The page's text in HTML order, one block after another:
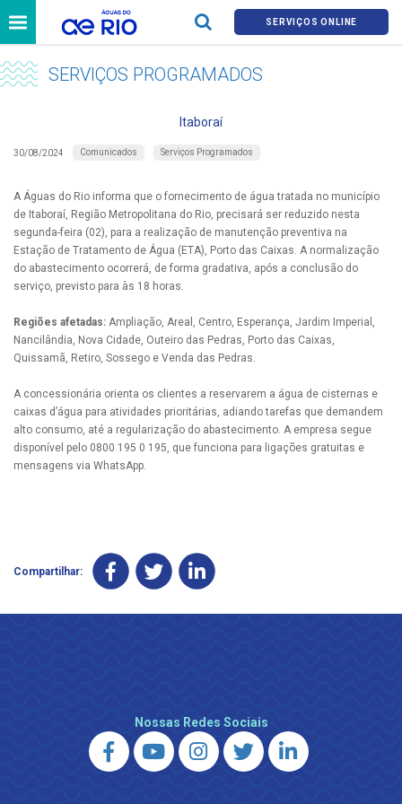
SERVIÇOS ONLINE
SERVIÇOS PROGRAMADOS
Itaboraí
30/08/2024 Comunicados Serviços Programados
A Águas do Rio informa que o fornecimento de água tratada no município
de Itaboraí, Região Metropolitana do Rio, precisará ser reduzido nesta
segunda-feira (02), para a realização de manutenção preventiva na
Estação de Tratamento de Água (ETA), Porto das Caixas. A normalização
do abastecimento ocorrerá, de forma gradativa, após a conclusão do
serviço, previsto para às 18 horas.
Regiões afetadas: Ampliação, Areal, Centro, Esperança, Jardim Imperial,
Nancilândia, Nova Cidade, Outeiro das Pedras, Porto das Caixas,
Quissamã, Retiro, Sossego e Venda das Pedras.
A concessionária orienta os clientes a reservarem a água de cisternas e
caixas d’água para atividades prioritárias, adiando tarefas que demandem
alto consumo, até a regularização do abastecimento. A empresa segue
disponível pelo 0800 195 0 195, que funciona para ligações gratuitas e
mensagens via WhatsApp.
Compartilhar:
Nossas Redes Sociais